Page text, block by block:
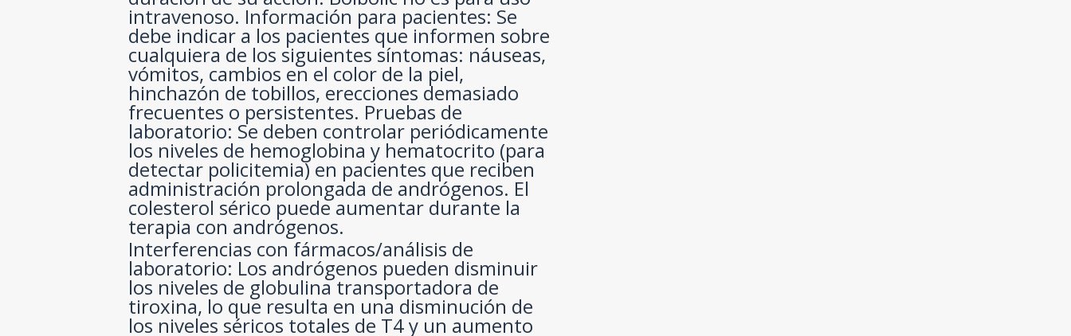
intravenoso. Información para pacientes: Se
debe indicar a los pacientes que informen sobre
cualquiera de los siguientes síntomas: náuseas,
vómitos, cambios en el color de la piel,
hinchazón de tobillos, erecciones demasiado
frecuentes o persistentes. Pruebas de
laboratorio: Se deben controlar periódicamente
los niveles de hemoglobina y hematocrito (para
detectar policitemia) en pacientes que reciben
administración prolongada de andrógenos. El
colesterol sérico puede aumentar durante la
terapia con andrógenos.
Interferencias con fármacos/análisis de
laboratorio: Los andrógenos pueden disminuir
los niveles de globulina transportadora de
tiroxina, lo que resulta en una disminución de
los niveles séricos totales de T4 y un aumento